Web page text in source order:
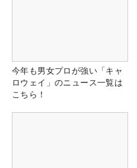
今年も男女プロが強い「キャ
ロウェイ」のニュース一覧は
こちら！